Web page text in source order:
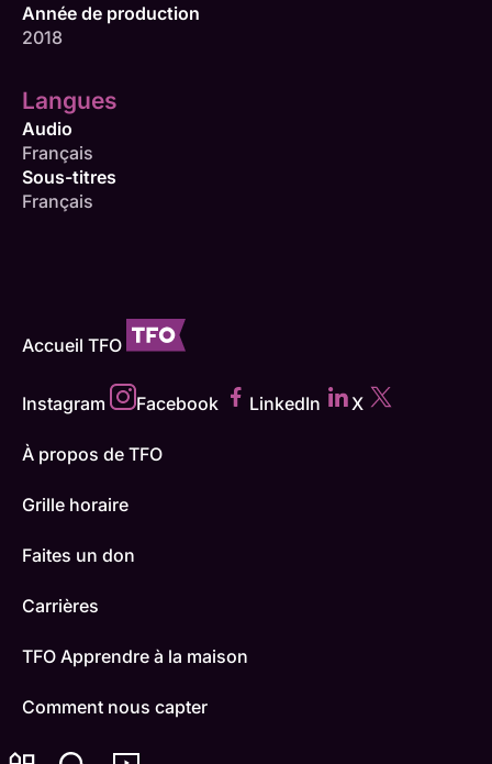
Année de production
2018
Langues
Audio
Français
Sous-titres
Français
Accueil TFO
Instagram Facebook LinkedIn X
À propos de TFO
Grille horaire
Faites un don
Carrières
TFO Apprendre à la maison
Comment nous capter
Contactez-nous